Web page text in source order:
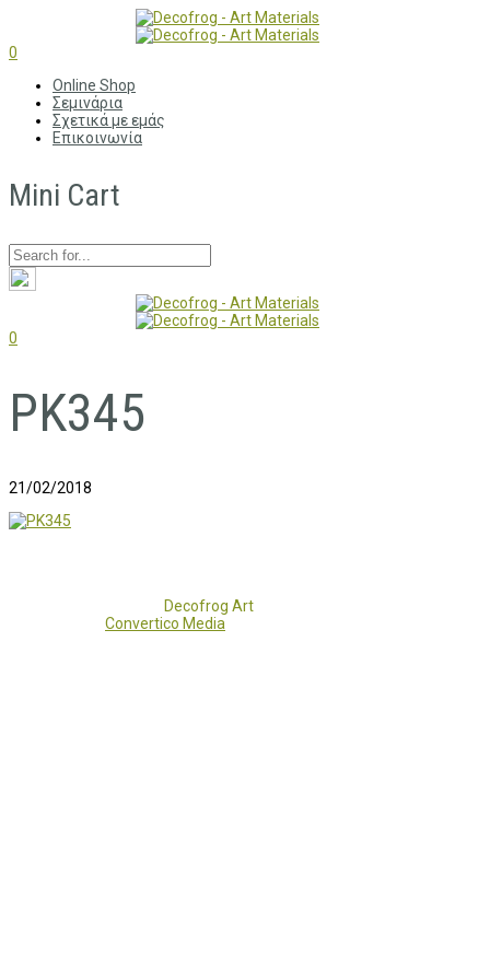
0
Online Shop
Σεμινάρια
Σχετικά με εμάς
Επικοινωνία
Mini Cart
0
PK345
21/02/2018
Decofrog Art
Convertico Media